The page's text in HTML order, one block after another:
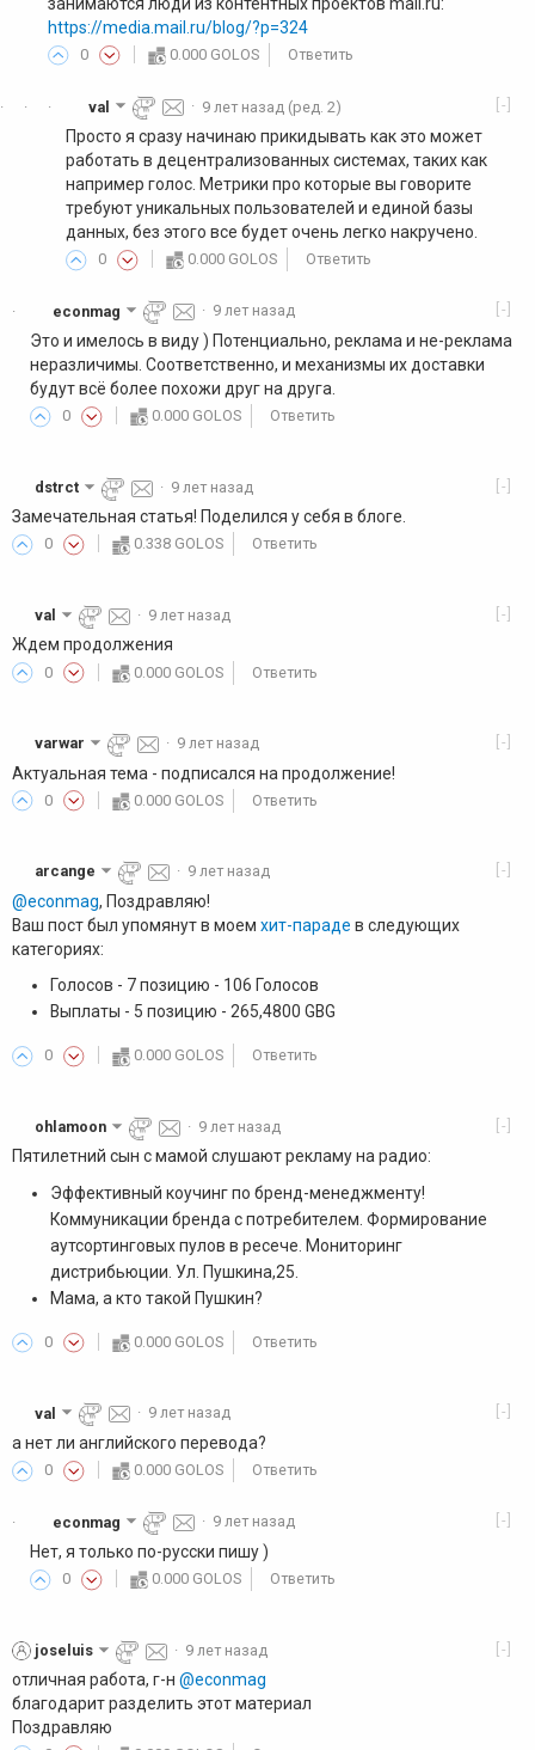
https://media.mail.ru/blog/?p=324
0 0.000 GOLOS Ответить
·
·
· [-]
val · 9 лет назад (ред. 2)
Просто я сразу начинаю прикидывать как это может
работать в децентрализованных системах, таких как
например голос. Метрики про которые вы говорите
требуют уникальных пользователей и единой базы
данных, без этого все будет очень легко накручено.
0 0.000 GOLOS Ответить
· [-]
econmag · 9 лет назад
Это и имелось в виду ) Потенциально, реклама и не-реклама
неразличимы. Соответственно, и механизмы их доставки
будут всё более похожи друг на друга.
0 0.000 GOLOS Ответить
[-]
dstrct · 9 лет назад
Замечательная статья! Поделился у себя в блоге.
0 0.338 GOLOS Ответить
[-]
val · 9 лет назад
Ждем продолжения
0 0.000 GOLOS Ответить
[-]
varwar · 9 лет назад
Актуальная тема - подписался на продолжение!
0 0.000 GOLOS Ответить
[-]
arcange · 9 лет назад
@econmag, Поздравляю!
Ваш пост был упомянут в моем хит-параде в следующих
категориях:
Голосов - 7 позицию - 106 Голосов
Выплаты - 5 позицию - 265,4800 GBG
0 0.000 GOLOS Ответить
[-]
ohlamoon · 9 лет назад
Пятилетний сын с мамой слушают рекламу на радио:
Эффективный коучинг по бренд-менеджменту!
Коммуникации бренда с потребителем. Формирование
аутсортинговых пулов в ресече. Мониторинг
дистрибьюции. Ул. Пушкина,25.
Мама, а кто такой Пушкин?
0 0.000 GOLOS Ответить
[-]
val · 9 лет назад
а нет ли английского перевода?
0 0.000 GOLOS Ответить
· [-]
econmag · 9 лет назад
Нет, я только по-русски пишу )
0 0.000 GOLOS Ответить
[-]
joseluis · 9 лет назад
отличная работа, г-н @econmag
благодарит разделить этот материал
Поздравляю